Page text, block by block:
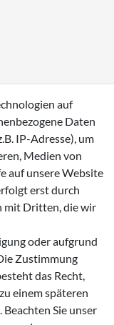
auf
Daten
IP-Adresse), um
Medien von
auf unsere Website
erst durch
mit Dritten, die wir
oder aufgrund
Zustimmung
das Recht,
einem späteren
Sie unser